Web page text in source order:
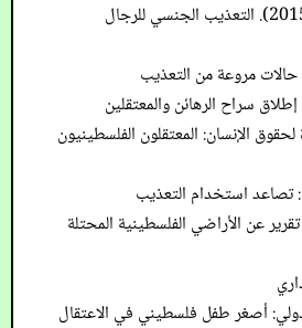
ويشوت، د. ج. إن. (2015). التعذيب الجنسي للرجال
حالات مروعة من التعذيب
سراح الرهائن والمعتقلين
الإنسان: المعتقلون الفلسطينيون
تصاعد استخدام التعذيب
عن الأراضي الفلسطينية المحتلة
أصغر طفل فلسطيني في الاعتقال